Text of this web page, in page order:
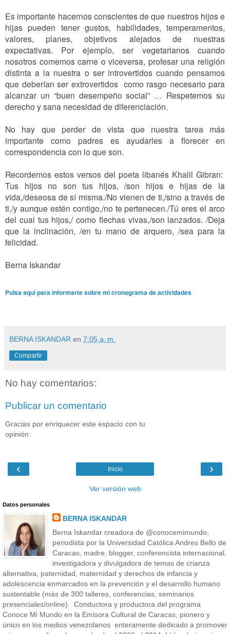
Es importante hacernos conscientes de que nuestros hijos e
hijas pueden tener gustos, habilidades, temperamentos,
valores, planes, objetivos alejados de nuestras
expectativas. Por ejemplo, ser vegetarianos cuando
nosotros comemos carne o viceversa, profesar una religión
distinta a la nuestra o ser introvertidos cuando pensamos
que deberían ser extrovertidos como rasgo necesario para
alcanzar un “buen desempeño social” … Respetemos su
derecho y sana necesidad de diferenciación.
No hay que perder de vista que nuestra tarea más
importante como padres es ayudarles a florecer en
correspondencia con lo que son.
Recordemos estos versos del poeta libanés Khalil Gibran:
Tus hijos no son tus hijos, /son hijos e hijas de la
vida,/deseosa de sí misma./No vienen de ti,/sino a través de
ti,/y aunque estén contigo,/no te pertenecen./Tú eres el arco
del cual tus hijos,/ como flechas vivas,/son lanzados. /Deja
que la inclinación, /en tu mano de arquero, /sea para la
felicidad.
Berna Iskandar
Pulsa aquí para informarte sobre mi cronograma de actividades
BERNA ISKANDAR en 7:05 a. m.
Compartir
No hay comentarios:
Publicar un comentario
Gracias por enriquecer este espacio con tu
opinión:
‹ ›
Inicio
Ver versión web
Datos personales
BERNA ISKANDAR
Berna Iskandar creadora de @conocemimundo,
periodista por la Universidad Católica Andres Bello de
Caracas, madre, blogger, conferencista internacional,
investigadora y divulgadora de temas de crianza
alternativa, paternidad, maternidad y derechos de infancia y
adolescencia enmarcados en la prevención y el desarrollo humano
sustentable (más de 300 talleres, conferencias, seminarios
presenciales/online). Conductora y productora del programa
Conoce Mi Mundo en la Emisora Cultural de Caracas, pionero y
único en los medios venezolanos enteramente dedicado a promover